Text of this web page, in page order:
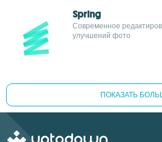
Spring
Современное
улучшений фото
ПОКАЗАТЬ